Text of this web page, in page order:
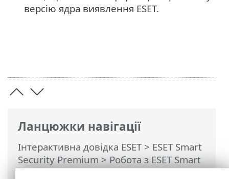
Ланцюжки навігації
Інтерактивна довідка ESET> ESET Smart
Security Premium>Робота з ESET Smart
Security Premium>Довідка та
версію ядра виявлення ESET.